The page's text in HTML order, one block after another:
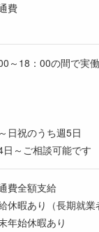
費
～18：00の間で実
日祝のうち週5日
日～ご相談可能です
費全額支給
休暇あり（長期就業
年始休暇あり